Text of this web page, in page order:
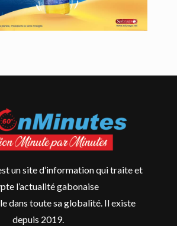
un site d’information qui traite et
l’actualité gabonaise
dans toute sa globalité. Il existe
depuis 2019.